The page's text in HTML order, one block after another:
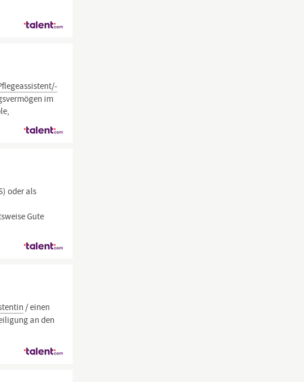
im
oder als
Gute
/ einen
an den